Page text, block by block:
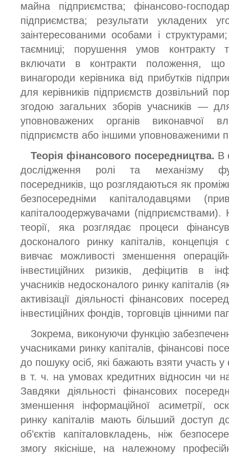
майна підприємства; фінансово-
підприємства; результати укладених
заінтересованими особами і
таємниці; пору­шення умов контракту
включати в контракти положення, що
винагороди керівника від прибутків
для керівників підприємств дозвільний
згодою загальних зборів учасників —
уповноважених органів
підприємств або іншими уповноваженими
Теорія фінансового посередництва. В
дослідження ролі та механізму
посередників, що розглядаються як
безпосередніми капіталодавцями
капіталоодержувачами (підприємствами).
теорії, яка розглядає процеси
досконалого ринку капіталів, концепція
вивчає можливості зменшення
інвестиційних ризиків, дефіцитів в
учасників недосконалого ринку капіталів
активізації діяльності фінансових
інвестиційних фондів, торговців цінними
Зокрема, виконуючи функцію
учасниками ринку капіталів, фінансові
до пошуку осіб, які бажають взяти участь
в т. ч. на умовах кредитних відносин чи
Завдяки діяльності фінансових
зменшення інформаційної асиметрії,
ринку капіталів мають більший доступ
об’єктів капіталовкладень, ніж
змогу якісніше, на належному